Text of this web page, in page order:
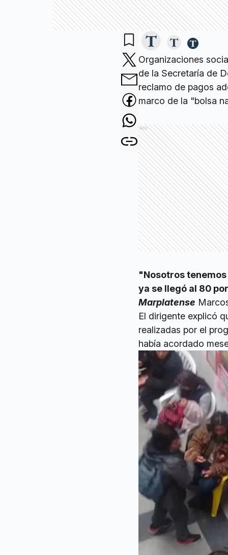
Organizaciones
de la Secretaría de
reclamo de pagos
marco de la "bolsa
Ads
"Nosotros
ya se llegó al 80
Marplatense
El dirigente explicó
realizadas por el
había acordado